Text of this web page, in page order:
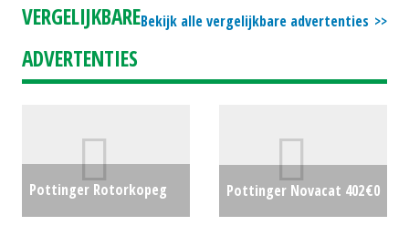
€0
Bekijk alle vergelijkbare advertenties
VERGELIJKBARE
ADVERTENTIES
Pottinger Rotorkopeg
Pottinger Novacat 402€0